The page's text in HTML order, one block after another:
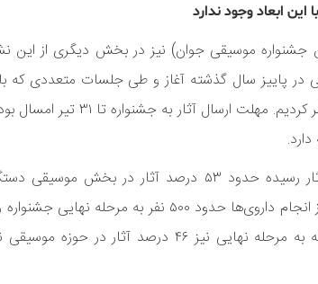
این ابعاد وجود ندارد
جشنواره موسیقی جوان) نیز در بخش دیگری از این
در پاییز سال گذشته آغاز و طی جلسات متعددی که با